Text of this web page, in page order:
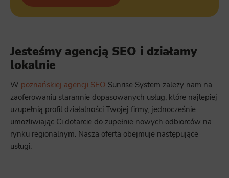
Jesteśmy agencją SEO i działamy
lokalnie
W poznańskiej agencji SEO Sunrise System zależy nam na
zaoferowaniu starannie dopasowanych usług, które najlepiej
uzupełnią profil działalności Twojej firmy, jednocześnie
umożliwiając Ci dotarcie do zupełnie nowych odbiorców na
rynku regionalnym. Nasza oferta obejmuje następujące
usługi: